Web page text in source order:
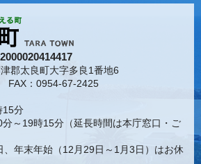
郡太良町大字多良1番地6
FAX：0954-67-2425
15分
～19時15分（延長時間は本庁窓口・ご
年末年始（12月29日～1月3日）はお休